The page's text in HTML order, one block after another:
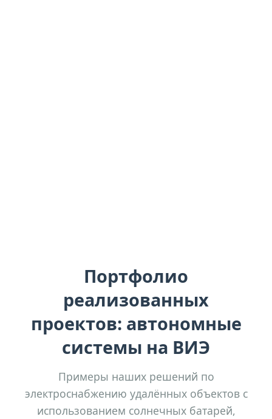
Портфолио
реализованных
проектов: автономные
системы на ВИЭ
Примеры наших решений по
электроснабжению удалённых объектов с
использованием солнечных батарей,